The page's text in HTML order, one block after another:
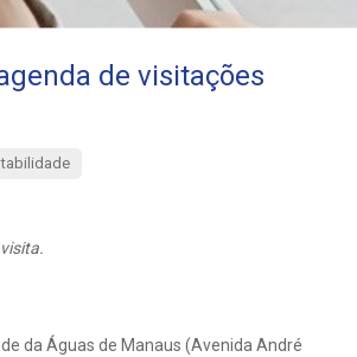
de visitações
da Águas de Manaus (Avenida André